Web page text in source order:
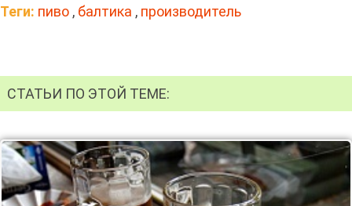
Теги: пиво , балтика , производитель
СТАТЬИ ПО ЭТОЙ ТЕМЕ: